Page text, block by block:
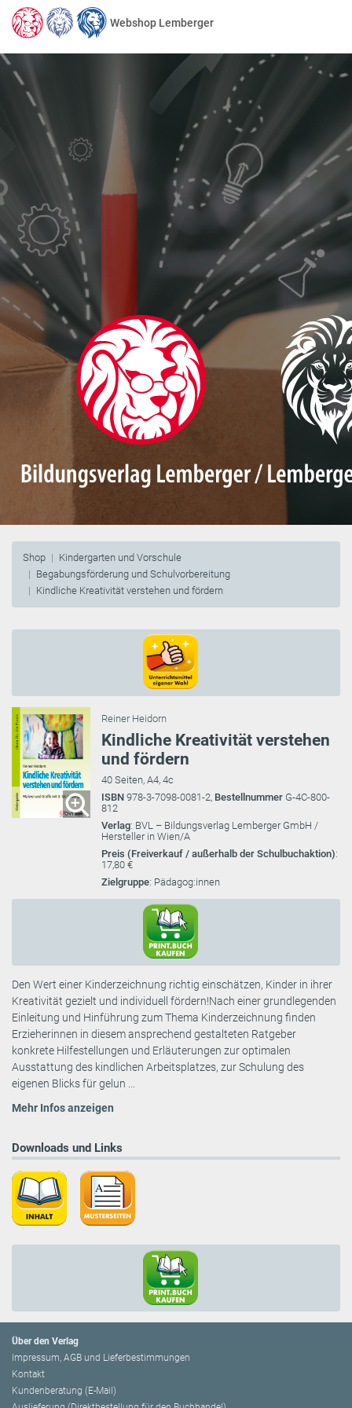
Webshop Lemberger
Shop
Kindergarten und Vorschule
Begabungsförderung und Schulvorbereitung
Kindliche Kreativität verstehen und fördern
Reiner Heidorn
Kindliche Kreativität verstehen
und fördern
40 Seiten, A4, 4c
ISBN 978-3-7098-0081-2, Bestellnummer G-4C-800-
812
Verlag: BVL – Bildungsverlag Lemberger GmbH /
Hersteller in Wien/A
Preis (Freiverkauf / außerhalb der Schulbuchaktion):
17,80 €
Zielgruppe: Pädagog:innen
Den Wert einer Kinderzeichnung richtig einschätzen, Kinder in ihrer
Kreativität gezielt und individuell fördern!Nach einer grundlegenden
Einleitung und Hinführung zum Thema Kinderzeichnung finden
Erzieherinnen in diesem ansprechend gestalteten Ratgeber
konkrete Hilfestellungen und Erläuterungen zur optimalen
Ausstattung des kindlichen Arbeitsplatzes, zur Schulung des
eigenen Blicks für gelun ...
Mehr Infos anzeigen
Downloads und Links
Über den Verlag
Impressum, AGB und Lieferbestimmungen
Kontakt
Kundenberatung (E-Mail)